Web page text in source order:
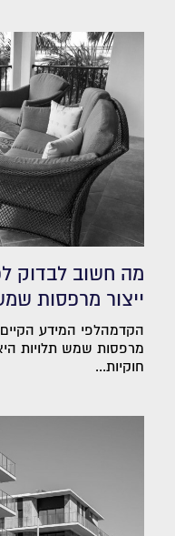
מה חשוב לבדוק
ייצור מרפסות
מרפסות שמש תלויות
חוקיות...